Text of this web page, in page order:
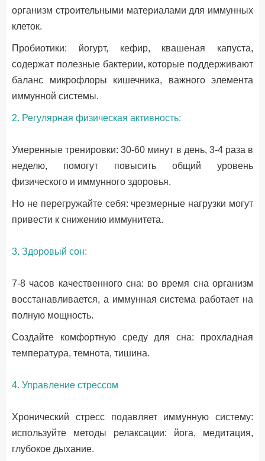
организм строительными материалами для иммунных
клеток.
Пробиотики: йогурт, кефир, квашеная капуста,
содержат полезные бактерии, которые поддерживают
баланс микрофлоры кишечника, важного элемента
иммунной системы.
2. Регулярная физическая активность:
Умеренные тренировки: 30-60 минут в день, 3-4 раза в
неделю, помогут повысить общий уровень
физического и иммунного здоровья.
Но не перегружайте себя: чрезмерные нагрузки могут
привести к снижению иммунитета.
3. Здоровый сон:
7-8 часов качественного сна: во время сна организм
восстанавливается, а иммунная система работает на
полную мощность.
Создайте комфортную среду для сна: прохладная
температура, темнота, тишина.
4. Управление стрессом
Хронический стресс подавляет иммунную систему:
используйте методы релаксации: йога, медитация,
глубокое дыхание.